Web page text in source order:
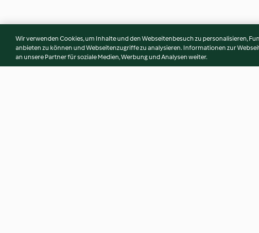
Wir verwenden Cookies, um Inhalte und den Webseitenbesuch zu personalisieren,
anbieten zu können und Webseitenzugriffe zu analysieren. Informationen zur
an unsere Partner für soziale Medien, Werbung und Analysen weiter.